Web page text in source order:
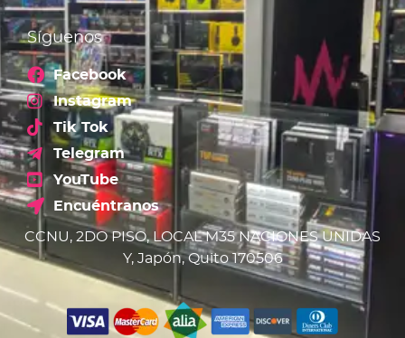
Síguenos
Facebook
Instagram
Tik Tok
Telegram
YouTube
Encuéntranos
CCNU, 2DO PISO, LOCAL M35 NACIONES UNIDAS
Y, Japón, Quito 170506